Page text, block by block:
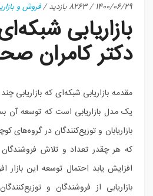
1400/06/29
/8263 بازدید /فروش و
بازاریابی
دکتر کامران
مقدمه بازاریابی شبکه‌ای که
یک مدل بازاریابی است که توسعه آن
بازاریابان و توزیع‌کنندگان در
که هر چقدر تعداد و تلاش فروشندگان و
افزایش یابد احتمال توسعه این
بازاریابی از فروشندگان و